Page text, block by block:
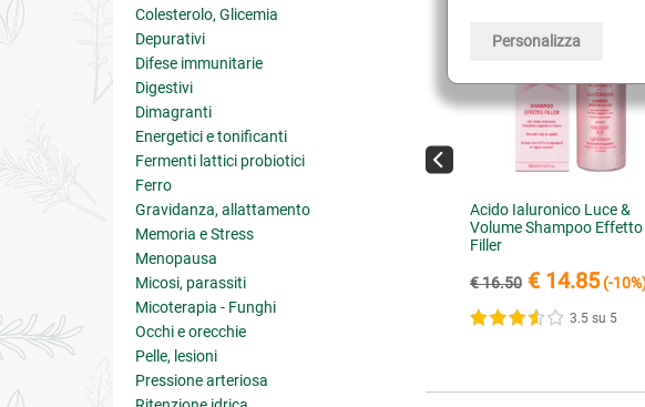
Personalizza
Colesterolo, Glicemia
Depurativi
Difese immunitarie
Digestivi
Dimagranti
Energetici e tonificanti
Fermenti lattici probiotici
Ferro
Gravidanza, allattamento
Memoria e Stress
Menopausa
Micosi, parassiti
Micoterapia - Funghi
Occhi e orecchie
Pelle, lesioni
Pressione arteriosa
Acido Ialuronico Luce &
Volume Shampoo Effetto
Filler
€ 16.50 € 14.85(-
3.5 su 5
Bianca Bagnodoccia
(-15%)
Micovit Detergente Liquido
con Tea Tree Oil
€ 12.90